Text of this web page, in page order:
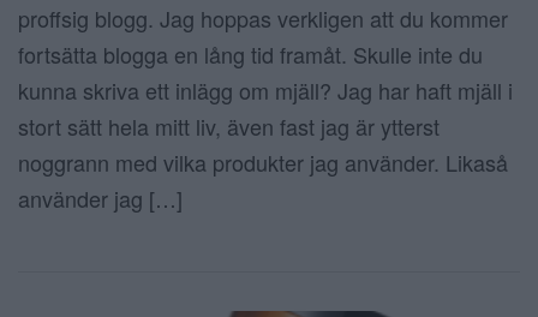
proffsig blogg. Jag hoppas verkligen att du kommer
fortsätta blogga en lång tid framåt. Skulle inte du
kunna skriva ett inlägg om mjäll? Jag har haft mjäll i
stort sätt hela mitt liv, även fast jag är ytterst
noggrann med vilka produkter jag använder. Likaså
använder jag […]